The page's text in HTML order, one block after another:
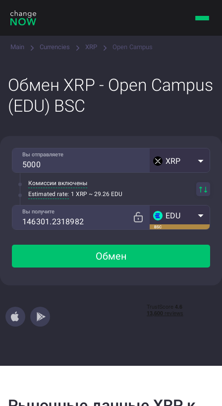
Main Currencies XRP Open Campus
Обмен XRP - Open Campus
(EDU) BSC
Вы отправляете
XRP
Комиссии включены
Estimated rate: 1 XRP ~ 29.26 EDU
Вы получите
BSC
EDU
Обмен